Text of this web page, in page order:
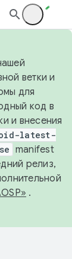
ветки и
для
код в
и внесения
latest-
manifest
релиз,
.